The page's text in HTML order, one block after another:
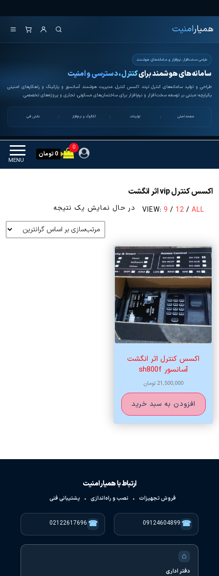
to
the
content
همیار امنیت
همیارامنیت
طراحی سخت‌افزار، نرم‌افزار و سامانه‌های هوشمند
سامانه‌های هوشمند برایکنترل، دسترسی و امنیت
طراحی و تولید سامانه‌های کنترل تردد، اکسس کنترل، مدیریت هوشمند آسانسور و پارکینگ و راهکارهای امنیتی
یکپارچه؛ مبتنی بر توسعه سخت‌افزار و نرم‌افزار برای ساختمان‌های مسکونی، تجاری و پروژه‌های تخصصی.
صفحه اصلی تولیدات کاتالوگ و نرم‌افزار دانش فنی
MENU
0
0 تومان
اکسس کنترل vip اثر انگشت
VIEW: 9 / 12 / ALL در حال نمایش یک نتیجه
اکسس کنترل اثر انگشت
آسانسور sh800f
21,500,000 تومان
افزودن به سبد خرید
ارتباط با همیار امنیت
فروش تجهیزات • نصب و راه‌اندازی • پشتیبانی فنی
☎
09124604899
☎
02122617696
⌂
دفتر اداری